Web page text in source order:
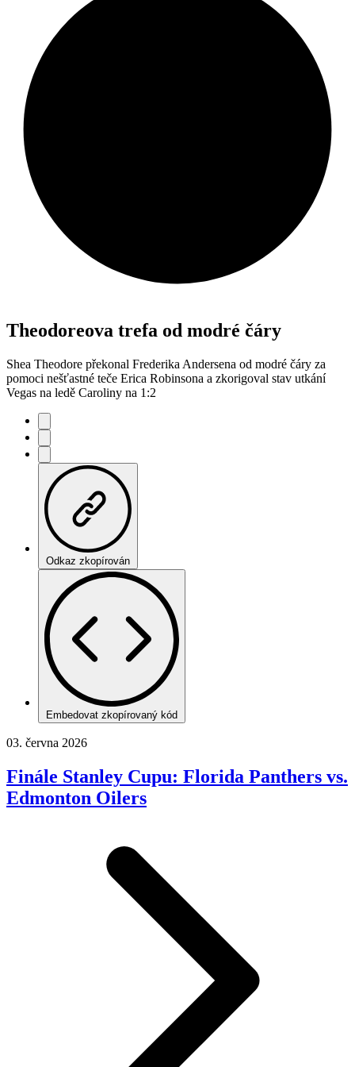
Theodoreova trefa od modré čáry
Shea Theodore překonal Frederika Andersena od modré čáry za
pomoci nešťastné teče Erica Robinsona a zkorigoval stav utkání
Vegas na ledě Caroliny na 1:2
Odkaz zkopírován
Embedovat zkopírovaný kód
03. června 2026
Finále Stanley Cupu: Florida Panthers vs.
Edmonton Oilers